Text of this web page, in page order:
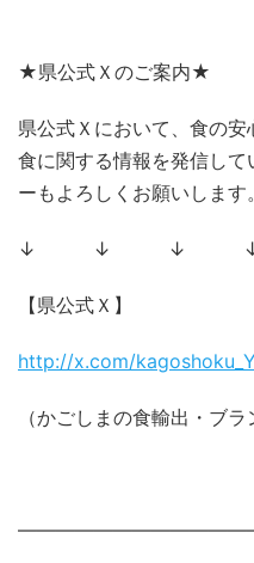
★県公式Ｘのご案内★
県公式Ｘにおいて、食の
食に関する情報を発信し
ーもよろしくお願いします。
↓ ↓ ↓
【県公式Ｘ】
http://x.com/
（かごしまの食輸出・ブラ